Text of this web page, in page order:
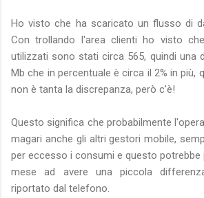
Ho visto che ha scaricato un flusso di
Con trollando l'area clienti ho visto
utilizzati sono stati circa 565, quindi una
Mb che in percentuale è circa il 2% in più,
non è tanta la discrepanza, però c'è!
Questo significa che probabilmente
magari anche gli altri gestori mobile,
per eccesso i consumi e questo potrebbe
mese ad avere una piccola
riportato dal telefono.